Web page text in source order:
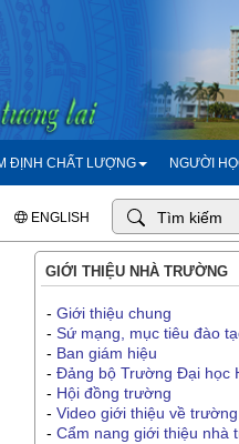
ĐỊNH CHẤT LƯỢNG NGƯỜI
ENGLISH
GIỚI THIỆU NHÀ TRƯỜNG
- Giới thiệu chung
- Sứ mạng, mục tiêu đào
- Ban giám hiệu
- Đảng bộ Trường Đại học
- Hội đồng trường
- Video giới thiệu về trường
- Cẩm nang giới thiệu nhà